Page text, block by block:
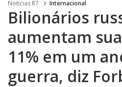
Noticias R7 Internacional
Bilionários
aumentam
11% em um
guerra, diz